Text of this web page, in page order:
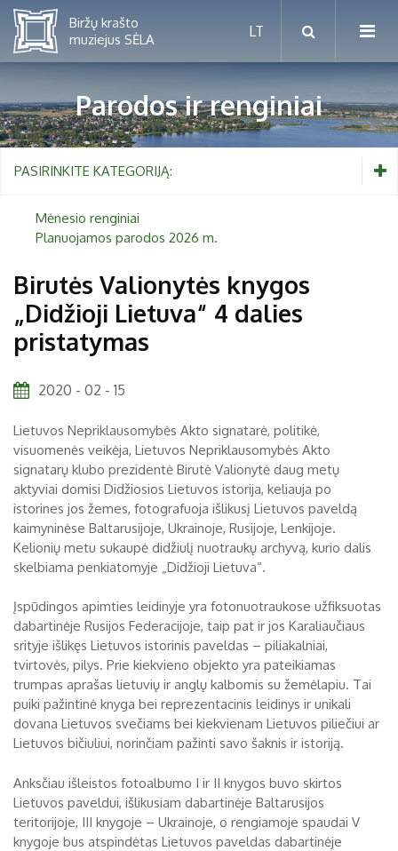
Mėnesio renginiai
Vaikams nuo 5 iki 10 metų
Paaugliams nuo 11 iki 18 metų
Suaugusiems
Šeimoms
Proistorė
Etnografija
Biržai ir Radvilos
Biržų tvirtovės arsenalas
Religijos
Biržai XIX a.
Biržai XX a.
RUGPJŪTIS 2026
Pr An Tr Ke Pe Še
1
10
11 12 13 14 15
17
18 19 20 21 22
24
25 26 27 28 29
30
31
Parodos ir renginiai
PASIRINKITE KATEGORIJĄ:
Mėnesio renginiai
Planuojamos parodos 2026 m.
Birutės Valionytės knygos
„Didžioji Lietuva“ 4 dalies
pristatymas
2020 - 02 - 15
Lietuvos Nepriklausomybės Akto signatarė, politikė,
visuomenės veikėja, Lietuvos Nepriklausomybės Akto
signatarų klubo prezidentė Birutė Valionytė daug metų
aktyviai domisi Didžiosios Lietuvos istorija, keliauja po
istorines jos žemes, fotografuoja išlikusį Lietuvos paveldą
kaimyninėse Baltarusijoje, Ukrainoje, Rusijoje, Lenkijoje.
Kelionių metu sukaupė didžiulį nuotraukų archyvą, kurio dalis
skelbiama penkiatomyje „Didžioji Lietuva“.
Įspūdingos apimties leidinyje yra fotonuotraukose užfiksuotas
dabartinėje Rusijos Federacijoje, taip pat ir jos Karaliaučiaus
srityje išlikęs Lietuvos istorinis paveldas – piliakalniai,
tvirtovės, pilys. Prie kiekvieno objekto yra pateikiamas
trumpas aprašas lietuvių ir anglų kalbomis su žemėlapiu. Tai
puiki pažintinė knyga bei reprezentacinis leidinys ir unikali
dovana Lietuvos svečiams bei kiekvienam Lietuvos piliečiui ar
Lietuvos bičiuliui, norinčiam pažinti savo šaknis ir istoriją.
Anksčiau išleistos fotoalbumo I ir II knygos buvo skirtos
Lietuvos paveldui, išlikusiam dabartinėje Baltarusijos
teritorijoje, III knygoje – Ukrainoje, o rengiamoje spaudai V
knygoje bus atspindėtas Lietuvos paveldas dabartinėje